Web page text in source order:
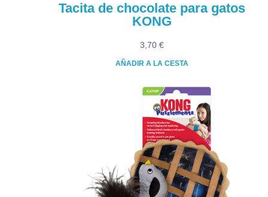
Tacita de chocolate para gatos
KONG
3,70 €
AÑADIR A LA CESTA